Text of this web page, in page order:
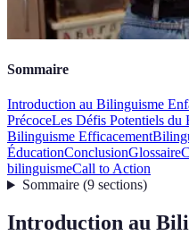
Sommaire
Introduction au Bilinguisme
PrécoceLes Défis Potentiels du
Bilinguisme Efficacement
ÉducationConclusionGlossaire
bilinguismeCall to Action
Sommaire(9 sections)
Introduction au